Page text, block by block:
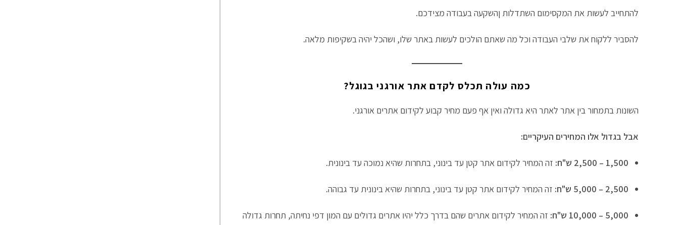
להתחייב לעשות את המקסימום השתדלות ןהשקעה בעבודה מצידכם.
להסביר ללקוח את שלבי העבודה וכל מה שאתם הולכים לעשות באתר שלו, ושהכל יהיה בשקיפות מלאה.
כמה עולה תכלס לקדם אתר אורגני בגוגל?
השונות בתמחור בין אתר לאתר היא גדולה ואין אף פעם מחיר קבוע לקידום אתרים אורגני.
אבל בגדול אלו המחירים העיקריים:
1,500 – 2,500 ש"ח: זה המחיר לקידום אתר קטן עד בינוני, בתחרות שהיא נמוכה עד בינונית.
2,500 – 5,000 ש"ח: זה המחיר לקידום אתר קטן עד בינוני, בתחרות שהיא בינונית עד גבוהה.
5,000 – 10,000 ש"ח:
זה המחיר לקידום אתרים שהם בדרך כלל יהיו אתרים גדולים עם המון דפי נחיתה, תחרות גדולה